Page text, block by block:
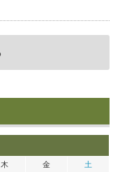
木 金 土